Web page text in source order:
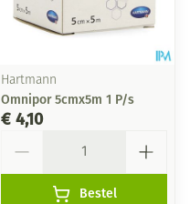
Hartmann
Omnipor 5cmx5m 1 P/s
€ 4,10
Bestel